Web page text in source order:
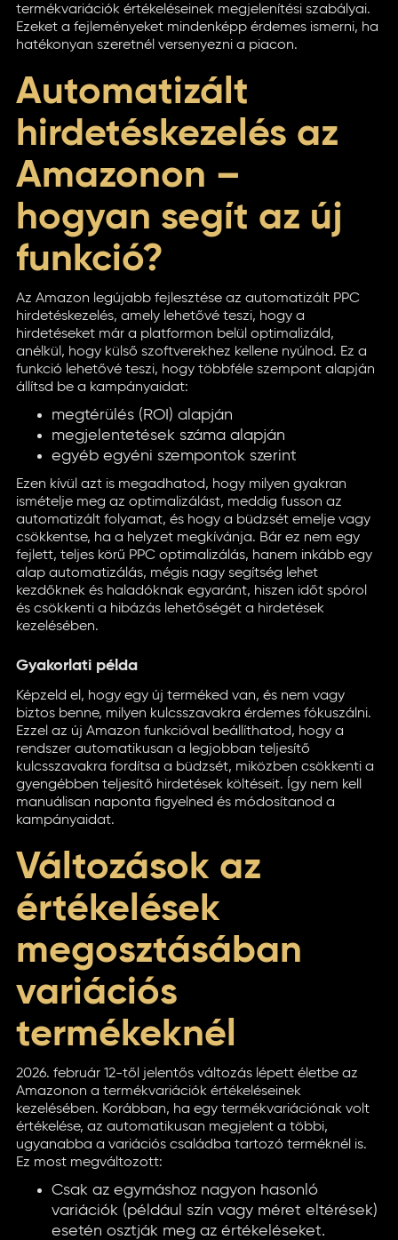
termékvariációk értékeléseinek megjelenítési szabályai.
Ezeket a fejleményeket mindenképp érdemes ismerni, ha
hatékonyan szeretnél versenyezni a piacon.
Automatizált
hirdetéskezelés az
Amazonon –
hogyan segít az új
funkció?
Az Amazon legújabb fejlesztése az automatizált PPC
hirdetéskezelés, amely lehetővé teszi, hogy a
hirdetéseket már a platformon belül optimalizáld,
anélkül, hogy külső szoftverekhez kellene nyúlnod. Ez a
funkció lehetővé teszi, hogy többféle szempont alapján
állítsd be a kampányaidat:
megtérülés (ROI) alapján
megjelentetések száma alapján
egyéb egyéni szempontok szerint
Ezen kívül azt is megadhatod, hogy milyen gyakran
ismételje meg az optimalizálást, meddig fusson az
automatizált folyamat, és hogy a büdzsét emelje vagy
csökkentse, ha a helyzet megkívánja. Bár ez nem egy
fejlett, teljes körű PPC optimalizálás, hanem inkább egy
alap automatizálás, mégis nagy segítség lehet
kezdőknek és haladóknak egyaránt, hiszen időt spórol
és csökkenti a hibázás lehetőségét a hirdetések
kezelésében.
Gyakorlati példa
Képzeld el, hogy egy új terméked van, és nem vagy
biztos benne, milyen kulcsszavakra érdemes fókuszálni.
Ezzel az új Amazon funkcióval beállíthatod, hogy a
rendszer automatikusan a legjobban teljesítő
kulcsszavakra fordítsa a büdzsét, miközben csökkenti a
gyengébben teljesítő hirdetések költéseit. Így nem kell
manuálisan naponta figyelned és módosítanod a
kampányaidat.
Változások az
értékelések
megosztásában
variációs
termékeknél
2026. február 12-től jelentős változás lépett életbe az
Amazonon a termékvariációk értékeléseinek
kezelésében. Korábban, ha egy termékvariációnak volt
értékelése, az automatikusan megjelent a többi,
ugyanabba a variációs családba tartozó terméknél is.
Ez most megváltozott:
Csak az egymáshoz nagyon hasonló
variációk (például szín vagy méret eltérések)
esetén osztják meg az értékeléseket.